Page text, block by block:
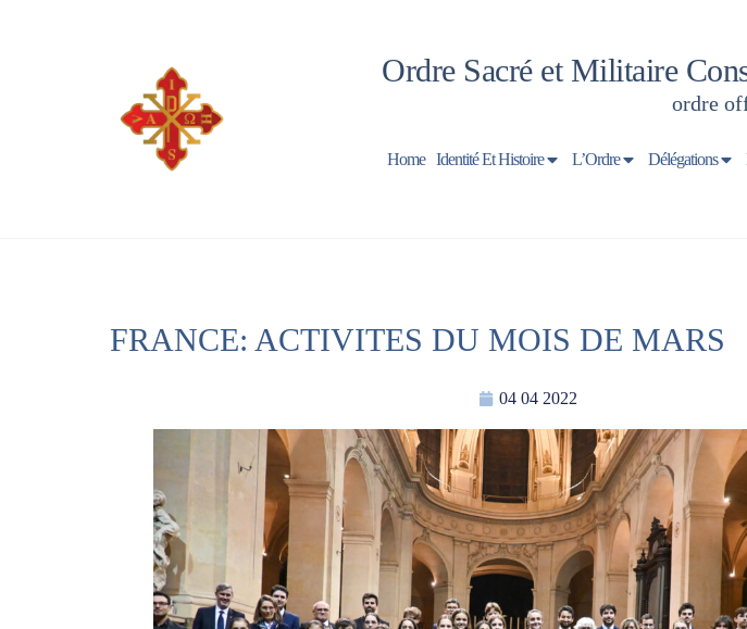
Ordre Sacré et Militaire
ordre
Home Identité Et Histoire L’Ordre Délégations
FRANCE: ACTIVITES DU MOIS DE MARS
04 04 2022